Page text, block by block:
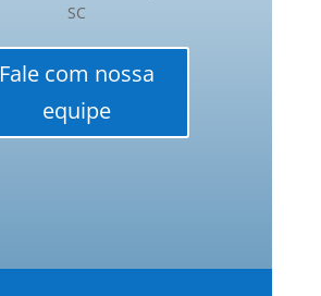
SC
Fale com nossa
equipe